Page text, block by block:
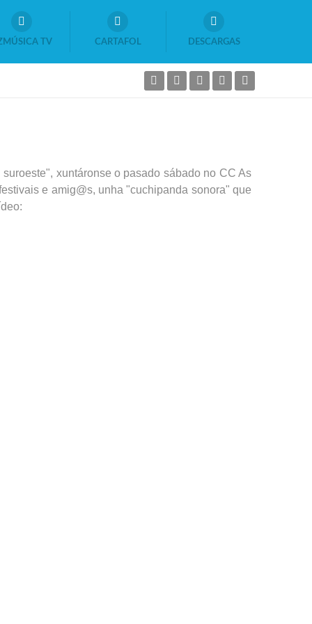
TV CARTAFOL DESCARGAS
xuntáronse o pasado sábado no CC As
e amig@s, unha "cuchipanda sonora" que